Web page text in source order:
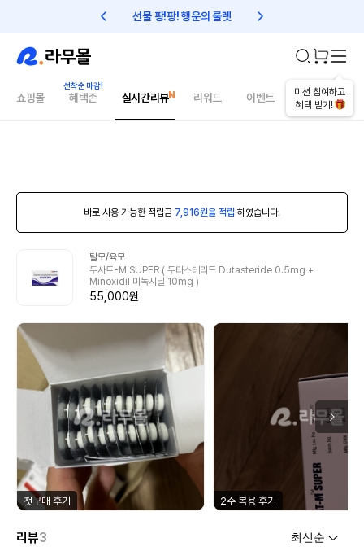
선물 팡!팡! 행운의 룰렛 친구초대 1만원 리워드!
미션 참여하고
혜택 받기!
쇼핑몰 혜택존 실시간리뷰 리워드 이벤트 건강매거진
바로 사용 가능한 적립금 7,916원을 적립 하였습니다.
탈모/육모
두사트-M SUPER ( 두타스테리드 Dutasteride 0.5mg +
Minoxidil 미녹시딜 10mg )
55,000원
첫구매 후기 2주 복용 후기
리뷰3